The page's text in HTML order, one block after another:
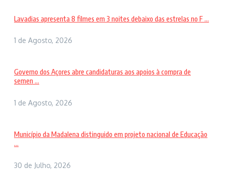
Lavadias apresenta 8 filmes em 3 noites debaixo das estrelas no F ...
1 de Agosto, 2026
Governo dos Açores abre candidaturas aos apoios à compra de
semen ...
1 de Agosto, 2026
Município da Madalena distinguido em projeto nacional de Educação
...
30 de Julho, 2026